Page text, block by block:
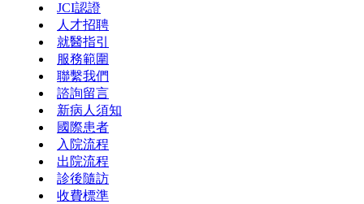
JCI認證
人才招聘
就醫指引
服務範圍
聯繫我們
諮詢留言
新病人須知
國際患者
入院流程
出院流程
診後隨訪
收費標準